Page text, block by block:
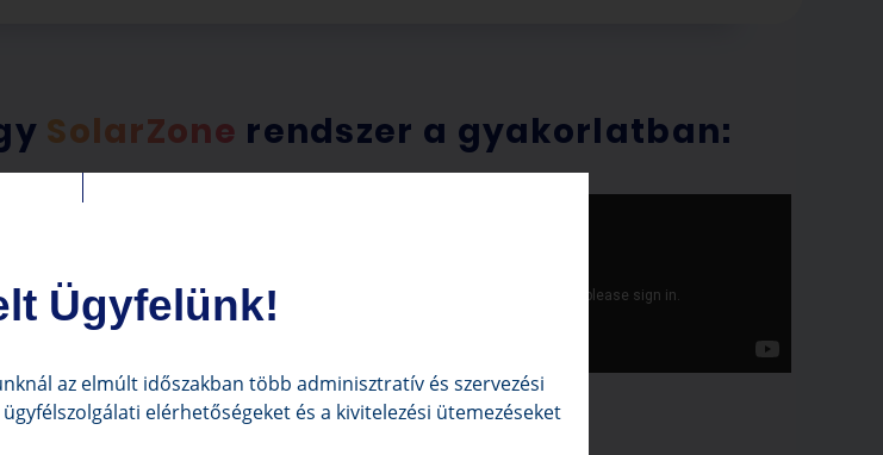
SolarZone rendszer a gyakorlatban:
Ügyfelünk!
az elmúlt időszakban több adminisztratív és szervezési
elérhetőségeket és a kivitelezési ütemezéseket